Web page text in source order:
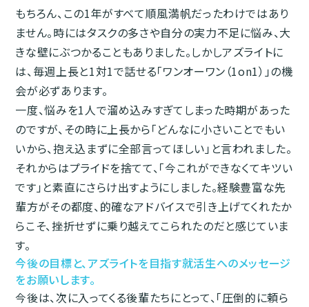
もちろん、この1年がすべて順風満帆だったわけではあり
ません。時にはタスクの多さや自分の実力不足に悩み、大
きな壁にぶつかることもありました。しかしアズライトに
は、毎週上長と1対1で話せる「ワンオーワン（1on1）」の機
会が必ずあります。
一度、悩みを1人で溜め込みすぎてしまった時期があった
のですが、その時に上長から「どんなに小さいことでもい
いから、抱え込まずに全部言ってほしい」と言われました。
それからはプライドを捨てて、「今これができなくてキツい
です」と素直にさらけ出すようにしました。経験豊富な先
輩方がその都度、的確なアドバイスで引き上げてくれたか
らこそ、挫折せずに乗り越えてこられたのだと感じていま
す。
今後の目標と、アズライトを目指す就活生へのメッセージ
をお願いします。
今後は、次に入ってくる後輩たちにとって、「圧倒的に頼ら